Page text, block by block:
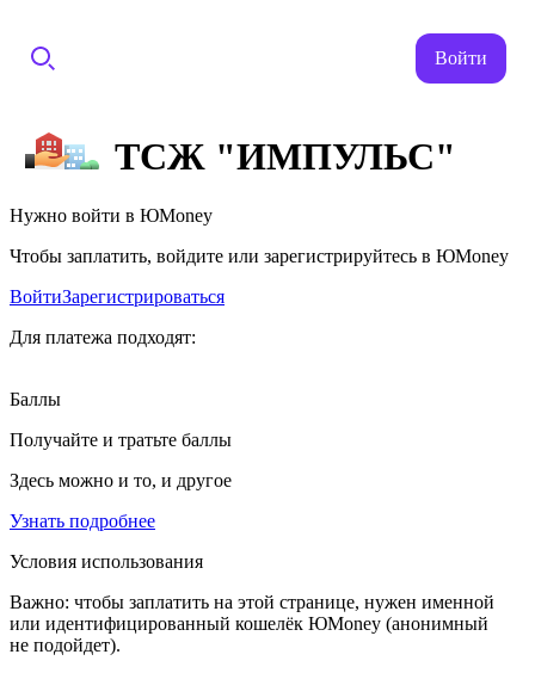
Войти
ТСЖ "ИМПУЛЬС"
Нужно войти в ЮMoney
Чтобы заплатить, войдите или зарегистрируйтесь в ЮMoney
ВойтиЗарегистрироваться
Для платежа подходят:
Баллы
Получайте и тратьте баллы
Здесь можно и то, и другое
Узнать подробнее
Условия использования
Важно: чтобы заплатить на этой странице, нужен именной
или идентифицированный кошелёк ЮMoney (анонимный
не подойдет).